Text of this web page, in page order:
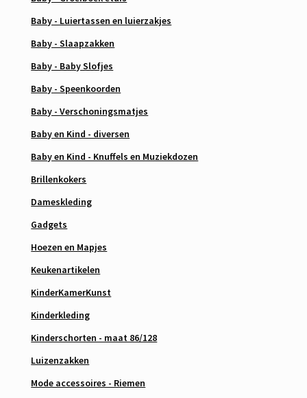
Baby - Luiertassen en luierzakjes
Baby - Slaapzakken
Baby - Baby Slofjes
Baby - Speenkoorden
Baby - Verschoningsmatjes
Baby en Kind - diversen
Baby en Kind - Knuffels en Muziekdozen
Brillenkokers
Dameskleding
Gadgets
Hoezen en Mapjes
Keukenartikelen
KinderKamerKunst
Kinderkleding
Kinderschorten - maat 86/128
Luizenzakken
Mode accessoires - Riemen